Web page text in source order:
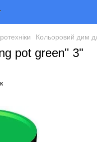
Кольоровий дим
pot green" 3"